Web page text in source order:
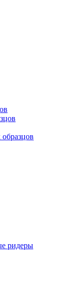
ридеры